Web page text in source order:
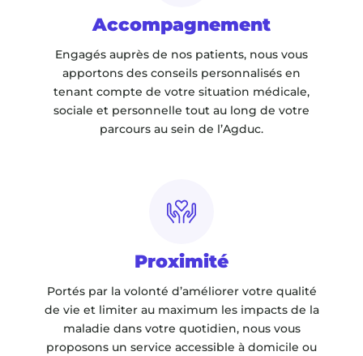
Accompagnement
Engagés auprès de nos patients, nous vous
apportons des conseils personnalisés en
tenant compte de votre situation médicale,
sociale et personnelle tout au long de votre
parcours au sein de l’Agduc.
Proximité
Portés par la volonté d’améliorer votre qualité
de vie et limiter au maximum les impacts de la
maladie dans votre quotidien, nous vous
proposons un service accessible à domicile ou